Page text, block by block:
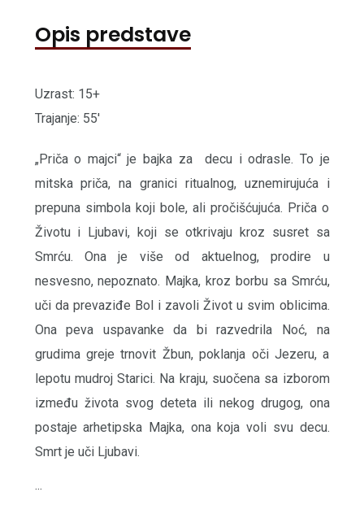
Opis predstave
Uzrast: 15+
Trajanje: 55'
„Priča o majci“ je bajka za decu i odrasle. To je
mitska priča, na granici ritualnog, uznemirujuća i
prepuna simbola koji bole, ali pročišćujuća. Priča o
Životu i Ljubavi, koji se otkrivaju kroz susret sa
Smrću. Ona je više od aktuelnog, prodire u
nesvesno, nepoznato. Majka, kroz borbu sa Smrću,
uči da prevaziđe Bol i zavoli Život u svim oblicima.
Ona peva uspavanke da bi razvedrila Noć, na
grudima greje trnovit Žbun, poklanja oči Jezeru, a
lepotu mudroj Starici. Na kraju, suočena sa izborom
između života svog deteta ili nekog drugog, ona
postaje arhetipska Majka, ona koja voli svu decu.
Smrt je uči Ljubavi.
...